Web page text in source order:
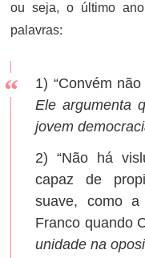
ou seja, o último
palavras:
1) “Convém
Ele argumenta
jovem
2) “Não há
capaz de
suave, como
Franco quando
unidade na